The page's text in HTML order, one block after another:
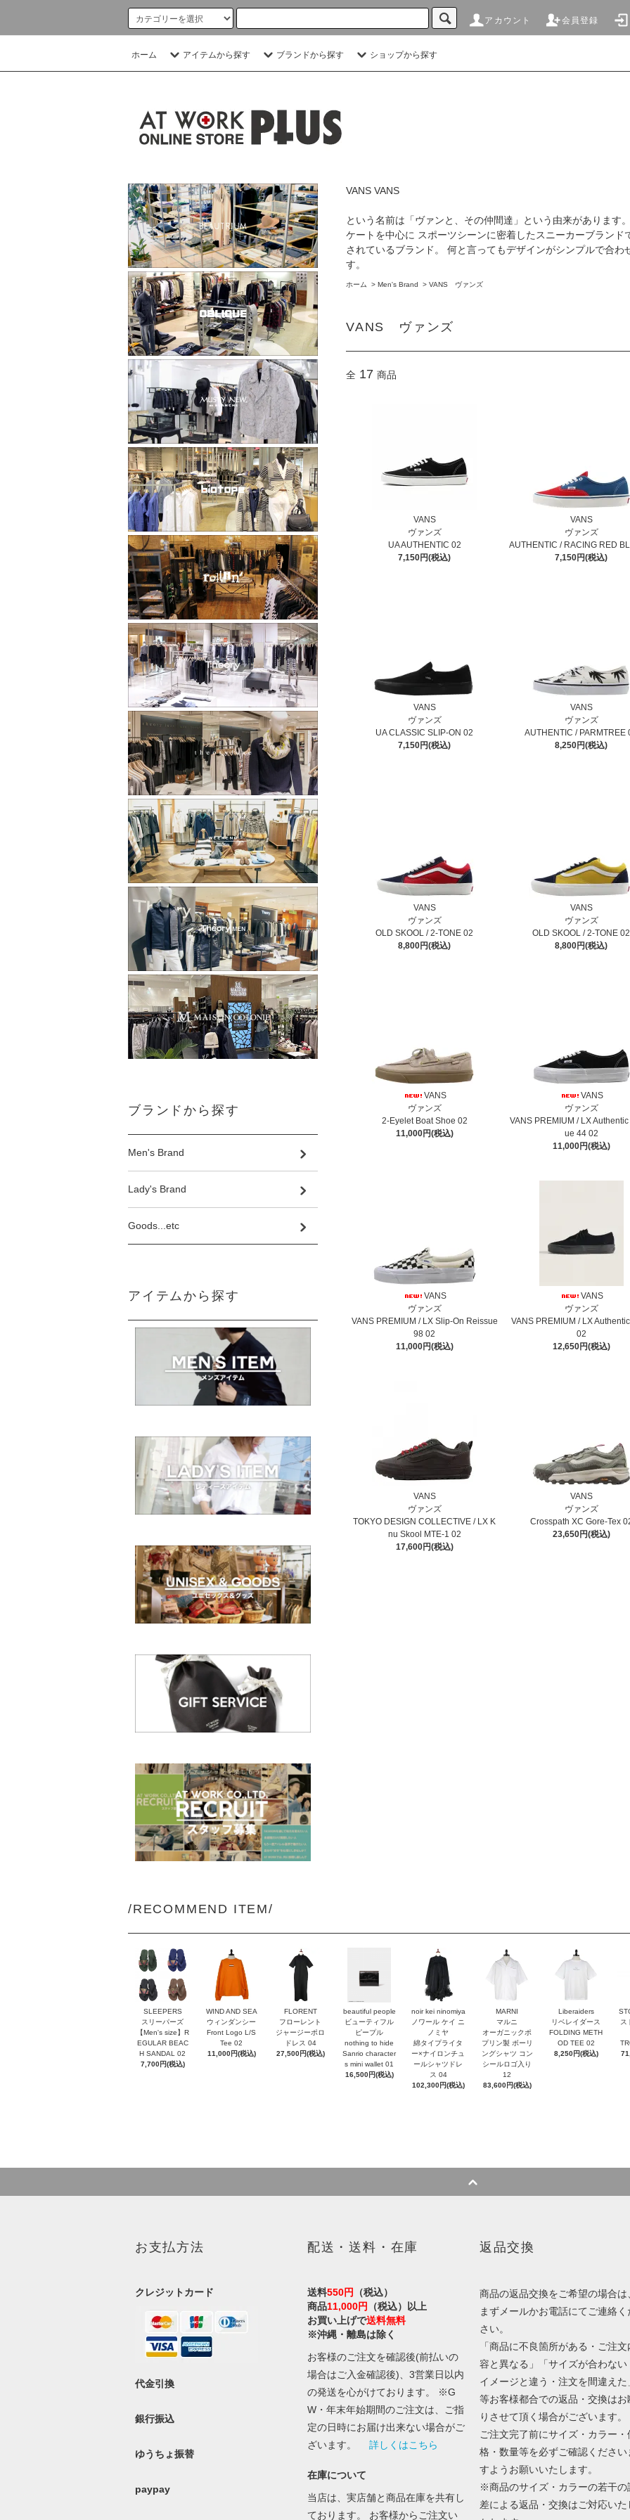
アカウント 会員登録
ホーム アイテムから探す ブランドから探す ショップから探す
VANS VANS
という名前は「ヴァンと、その仲間達」という由来があります
ケートを中心に スポーツシーンに密着したスニーカーブラン
されているブランド。 何と言ってもデザインがシンプルで合
す。
ホーム > Men's Brand > VANS ヴァンズ
VANS ヴァンズ
全 17 商品
VANS
ヴァンズ
UA AUTHENTIC 02
7,150円(税込)
VANS
ヴァンズ
AUTHENTIC / RACING RED
7,150円(税込)
VANS
ヴァンズ
UA CLASSIC SLIP-ON 02
7,150円(税込)
VANS
ヴァンズ
AUTHENTIC / PARMTREE
8,250円(税込)
VANS
ヴァンズ
OLD SKOOL / 2-TONE 02
8,800円(税込)
VANS
ヴァンズ
OLD SKOOL / 2-TONE 02
8,800円(税込)
VANS
ヴァンズ
2-Eyelet Boat Shoe 02
11,000円(税込)
VANS
ヴァンズ
VANS PREMIUM / LX
ue 44 02
11,000円(税込)
VANS
ヴァンズ
VANS PREMIUM / LX Slip-On Reissue
98 02
11,000円(税込)
VANS
ヴァンズ
VANS PREMIUM / LX
02
12,650円(税込)
VANS
ヴァンズ
TOKYO DESIGN COLLECTIVE / LX K
nu Skool MTE-1 02
17,600円(税込)
VANS
ヴァンズ
Crosspath XC Gore-Tex
23,650円(税込)
ブランドから探す
Men's Brand
Lady's Brand
Goods...etc
アイテムから探す
/RECOMMEND ITEM/
SLEEPERS
スリーパーズ
【Men's size】R
EGULAR BEAC
H SANDAL 02
7,700円(税込)
WIND AND SEA
ウィンダンシー
Front Logo L/S
Tee 02
11,000円(税込)
FLORENT
フローレント
ジャージーポロ
ドレス 04
27,500円(税込)
beautiful people
ビューティフル
ピープル
nothing to hide
Sanrio character
s mini wallet⁠ 01
16,500円(税込)
noir kei ninomiya
ノワール ケイ ニ
ノミヤ
綿タイプライタ
ー×ナイロンチュ
ールシャツドレ
ス 04
102,300円(税込)
MARNI
マルニ
オーガニックポ
プリン製 ボーリ
ングシャツ コン
シールロゴ入り
12
83,600円(税込)
Liberaiders
リベレイダース
FOLDING METH
OD TEE 02
8,250円(税込)
ス
お支払方法
クレジットカード
代金引換
銀行振込
ゆうちょ振替
paypay
配送・送料・在庫
送料550円
（税込）
商品11,000円
（税込）以上
お買い上げで送料無料
※沖縄・離島は除く
お客様のご注文を確認後(前払いの
場合はご入金確認後)、3営業日以内
の発送を心がけております。 ※G
W・年末年始期間のご注文は、ご指
定の日時にお届け出来ない場合がご
ざいます。 詳しくはこちら
在庫について
当店は、実店舗と商品在庫を共有し
ております。 お客様からご注文い
返品交換
商品の返品交換をご希望の場合は
まずメールかお電話にてご連絡く
さい。
「商品に不良箇所がある・ご注文
容と異なる」「サイズが合わない
イメージと違う・注文を間違えた
等お客様都合での返品・交換はお
りさせて頂く場合がございます。
ご注文完了前にサイズ・カラー・
格・数量等を必ずご確認ください
すようお願いいたします。
※商品のサイズ・カラーの若干の
差による返品・交換はご対応いた